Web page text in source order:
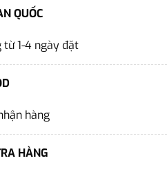
QUỐC
từ 1-4 ngày đặt
hàng
HÀNG